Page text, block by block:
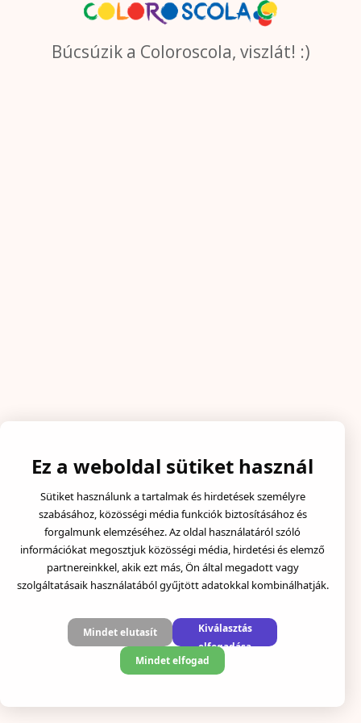
Búcsúzik a Coloroscola, viszlát! :)
Ez a weboldal sütiket használ
Sütiket használunk a tartalmak és hirdetések személyre
szabásához, közösségi média funkciók biztosításához és
forgalmunk elemzéséhez. Az oldal használatáról szóló
információkat megosztjuk közösségi média, hirdetési és elemző
partnereinkkel, akik ezt más, Ön által megadott vagy
szolgáltatásaik használatából gyűjtött adatokkal kombinálhatják.
Mindet elutasít
Kiválasztás
elfogadása
Mindet elfogad